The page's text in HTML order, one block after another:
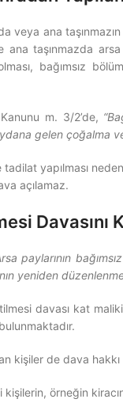
veya ana
taşınmazda arsa
bağımsız
m. 3/2’de,
gelen çoğalma
yapılması
açılamaz.
paylarının
yeniden
davası kat
kişiler de dava
kişilerin, örneğin